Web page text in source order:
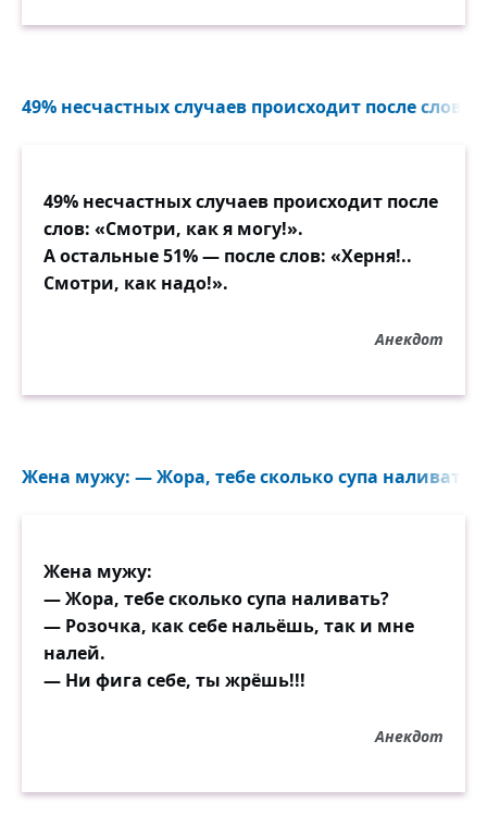
49% несчастных случаев происходит после слов...
49% несчастных случаев происходит после
слов: «Смотри, как я могу!».
А остальные 51% — после слов: «Херня!..
Смотри, как надо!».
Анекдот
Жена мужу: — Жора, тебе сколько супа наливать?
Жена мужу:
— Жора, тебе сколько супа наливать?
— Розочка, как себе нальёшь, так и мне
налей.
— Ни фига себе, ты жрёшь!!!
Анекдот